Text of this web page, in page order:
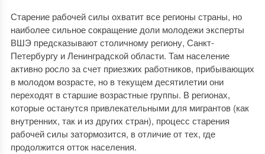
Старение рабочей силы охватит все регионы страны, но
наиболее сильное сокращение доли молодежи эксперты
ВШЭ предсказывают столичному региону, Санкт-
Петербургу и Ленинградской области. Там население
активно росло за счет приезжих работников, прибывающих
в молодом возрасте, но в текущем десятилетии они
переходят в старшие возрастные группы. В регионах,
которые останутся привлекательными для мигрантов (как
внутренних, так и из других стран), процесс старения
рабочей силы затормозится, в отличие от тех, где
продолжится отток населения.